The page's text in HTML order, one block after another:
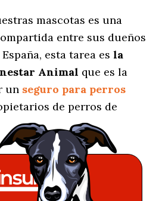
mascotas es una
entre sus dueños
esta tarea esla
Animal que es la
un seguro para perros
de perros de